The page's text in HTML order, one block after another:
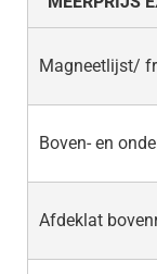
Magneetlijst/
Boven- en
Afdeklat